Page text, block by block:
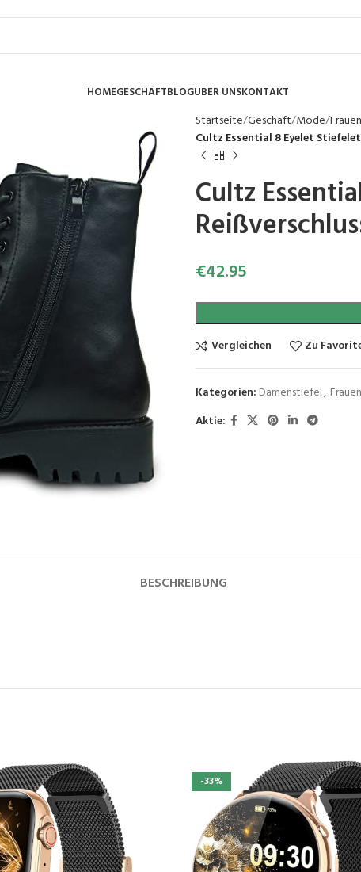
HOMEGESCHÄFTBLOGÜBER UNSKONTAKT
Startseite Geschäft Mode
Cultz Essential 8 Eyelet
Cultz
€42.95
Vergleichen
Zu
Kategorien: Damenstiefel,
Aktie:
BESCHREIBUNG
-33%